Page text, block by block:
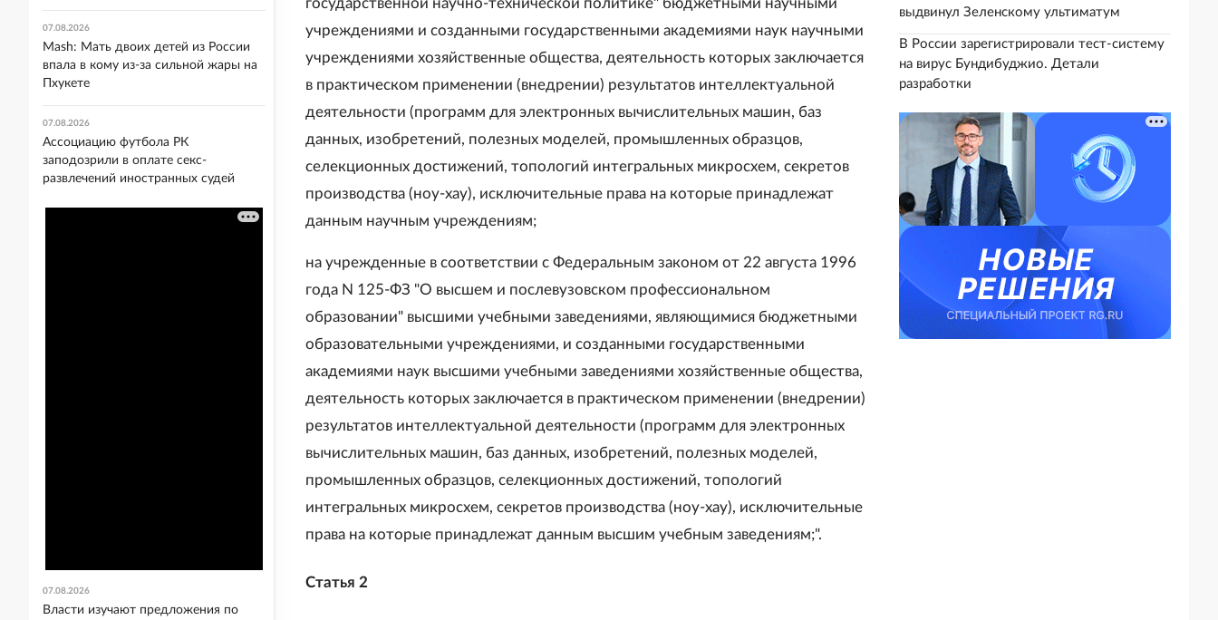
государственной научно-технической политике" бюджетными научными
учреждениями и созданными государственными академиями наук научными
учреждениями хозяйственные общества, деятельность которых заключается
в практическом применении (внедрении) результатов интеллектуальной
деятельности (программ для электронных вычислительных машин, баз
данных, изобретений, полезных моделей, промышленных образцов,
селекционных достижений, топологий интегральных микросхем, секретов
производства (ноу-хау), исключительные права на которые принадлежат
данным научным учреждениям;
на учрежденные в соответствии с Федеральным законом от 22 августа 1996
года N 125-ФЗ "О высшем и послевузовском профессиональном
образовании" высшими учебными заведениями, являющимися бюджетными
образовательными учреждениями, и созданными государственными
академиями наук высшими учебными заведениями хозяйственные общества,
деятельность которых заключается в практическом применении (внедрении)
результатов интеллектуальной деятельности (программ для электронных
вычислительных машин, баз данных, изобретений, полезных моделей,
промышленных образцов, селекционных достижений, топологий
интегральных микросхем, секретов производства (ноу-хау), исключительные
права на которые принадлежат данным высшим учебным заведениям;".
Статья 2
выдвинул Зеленскому ультиматум
В России зарегистрировали тест-систему
на вирус Бундибуджио. Детали
разработки
07.08.2026
Mash: Мать двоих детей из России
впала в кому из-за сильной жары на
Пхукете
07.08.2026
Ассоциацию футбола РК
заподозрили в оплате секс-
развлечений иностранных судей
07.08.2026
Власти изучают предложения по